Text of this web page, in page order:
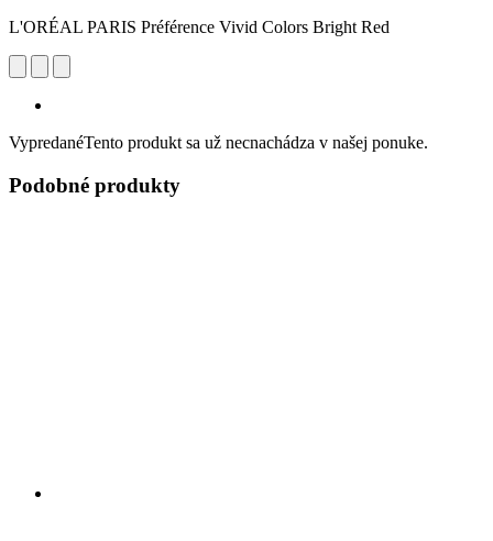
L'ORÉAL PARIS Préférence Vivid Colors Bright Red
VypredanéTento produkt sa už necnachádza v našej ponuke.
Podobné produkty